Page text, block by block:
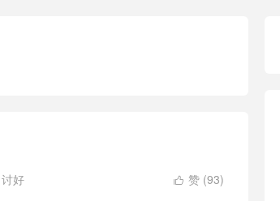
 赞 (93)
讨好